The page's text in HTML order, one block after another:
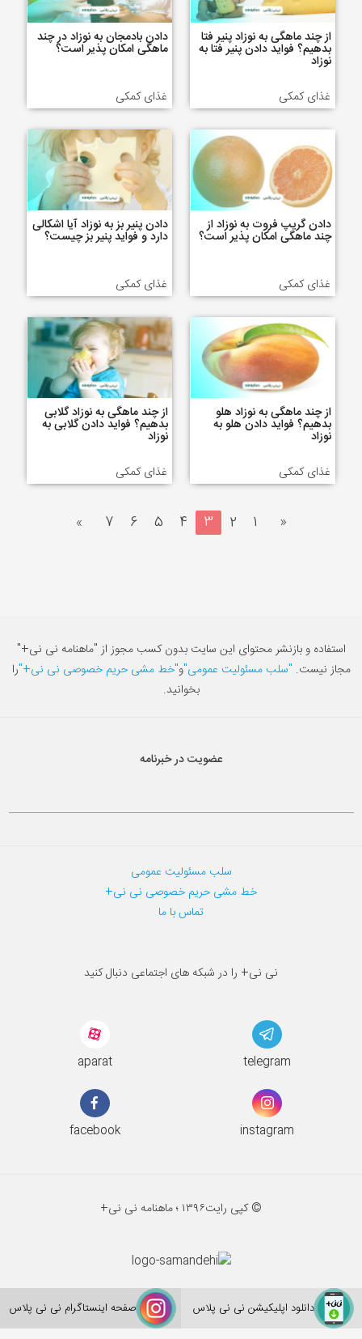
از چند ماهگی به نوزاد پنیر فتا
بدهیم؟ فواید دادن پنیر فتا به
نوزاد
غذای کمکی
دادن بادمجان به نوزاد در چند
ماهگی امکان پذیر است؟
غذای کمکی
دادن گریپ فروت به نوزاد از
چند ماهگی امکان پذیر است؟
غذای کمکی
دادن پنیر بز به نوزاد آیا اشکالی
دارد و فواید پنیر بز چیست؟
غذای کمکی
از چند ماهگی به نوزاد هلو
بدهیم؟ فواید دادن هلو به
نوزاد
غذای کمکی
از چند ماهگی به نوزاد گلابی
بدهیم؟ فواید دادن گلابی به
نوزاد
غذای کمکی
«
1
2
3
4
5
6
7
»
استفاده و بازنشر محتوای این سایت بدون کسب مجوز از "ماهنامه نی نی+"
مجاز نیست. "سلب مسئولیت عمومی"و"خط مشی حریم خصوصی نی نی+"را
بخوانید.
عضویت در خبرنامه
سلب مسئولیت عمومی
خط مشی حریم خصوصی نی نی+
تماس با ما
نی نی+ را در شبکه های اجتماعی دنبال کنید
aparat telegram
facebook instagram
© کپی رایت۱۳۹۶ ؛ ماهنامه نی نی+
دانلود اپلیکیشن نی نی پلاس صفحه اینستاگرام نی نی پلاس